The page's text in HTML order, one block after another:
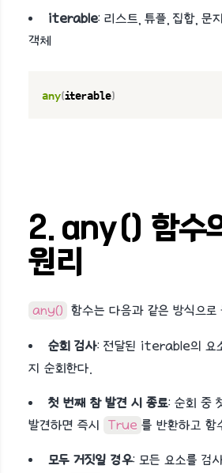
iterable: 리스트, 튜플, 집합, 문
객체
any(iterable)
2. any() 함수
원리
any() 함수는 다음과 같은 방식으로
순회 검사: 전달된 iterable의 요
지 순회한다.
첫 번째 참 발견 시 종료: 순회 중
발견하면 즉시
True 를 반환하고 함
모두 거짓일 경우: 모든 요소를 검